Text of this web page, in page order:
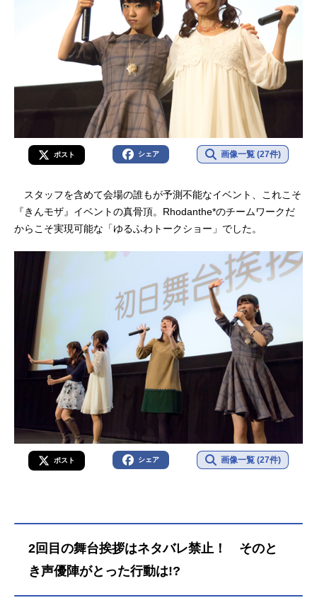
ポスト シェア 画像一覧 (27件)
スタッフを含めて会場の誰もが予測不能なイベント、これこそ
『きんモザ』イベントの真骨頂。Rhodanthe*のチームワークだ
からこそ実現可能な「ゆるふわトークショー」でした。
ポスト シェア 画像一覧 (27件)
2回目の舞台挨拶はネタバレ禁止！ そのと
き声優陣がとった行動は!?